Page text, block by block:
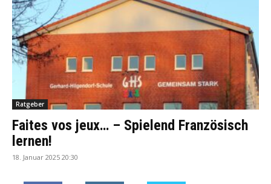
Ratgeber
Faites vos jeux… – Spielend Französisch
lernen!
18. Januar 2025 20:30